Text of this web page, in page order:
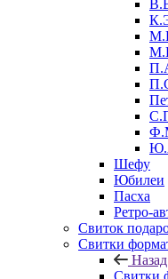
Шефу
Юбилеи
Пасха
Ретро-
Свиток
Свитки
Назад
Свитки